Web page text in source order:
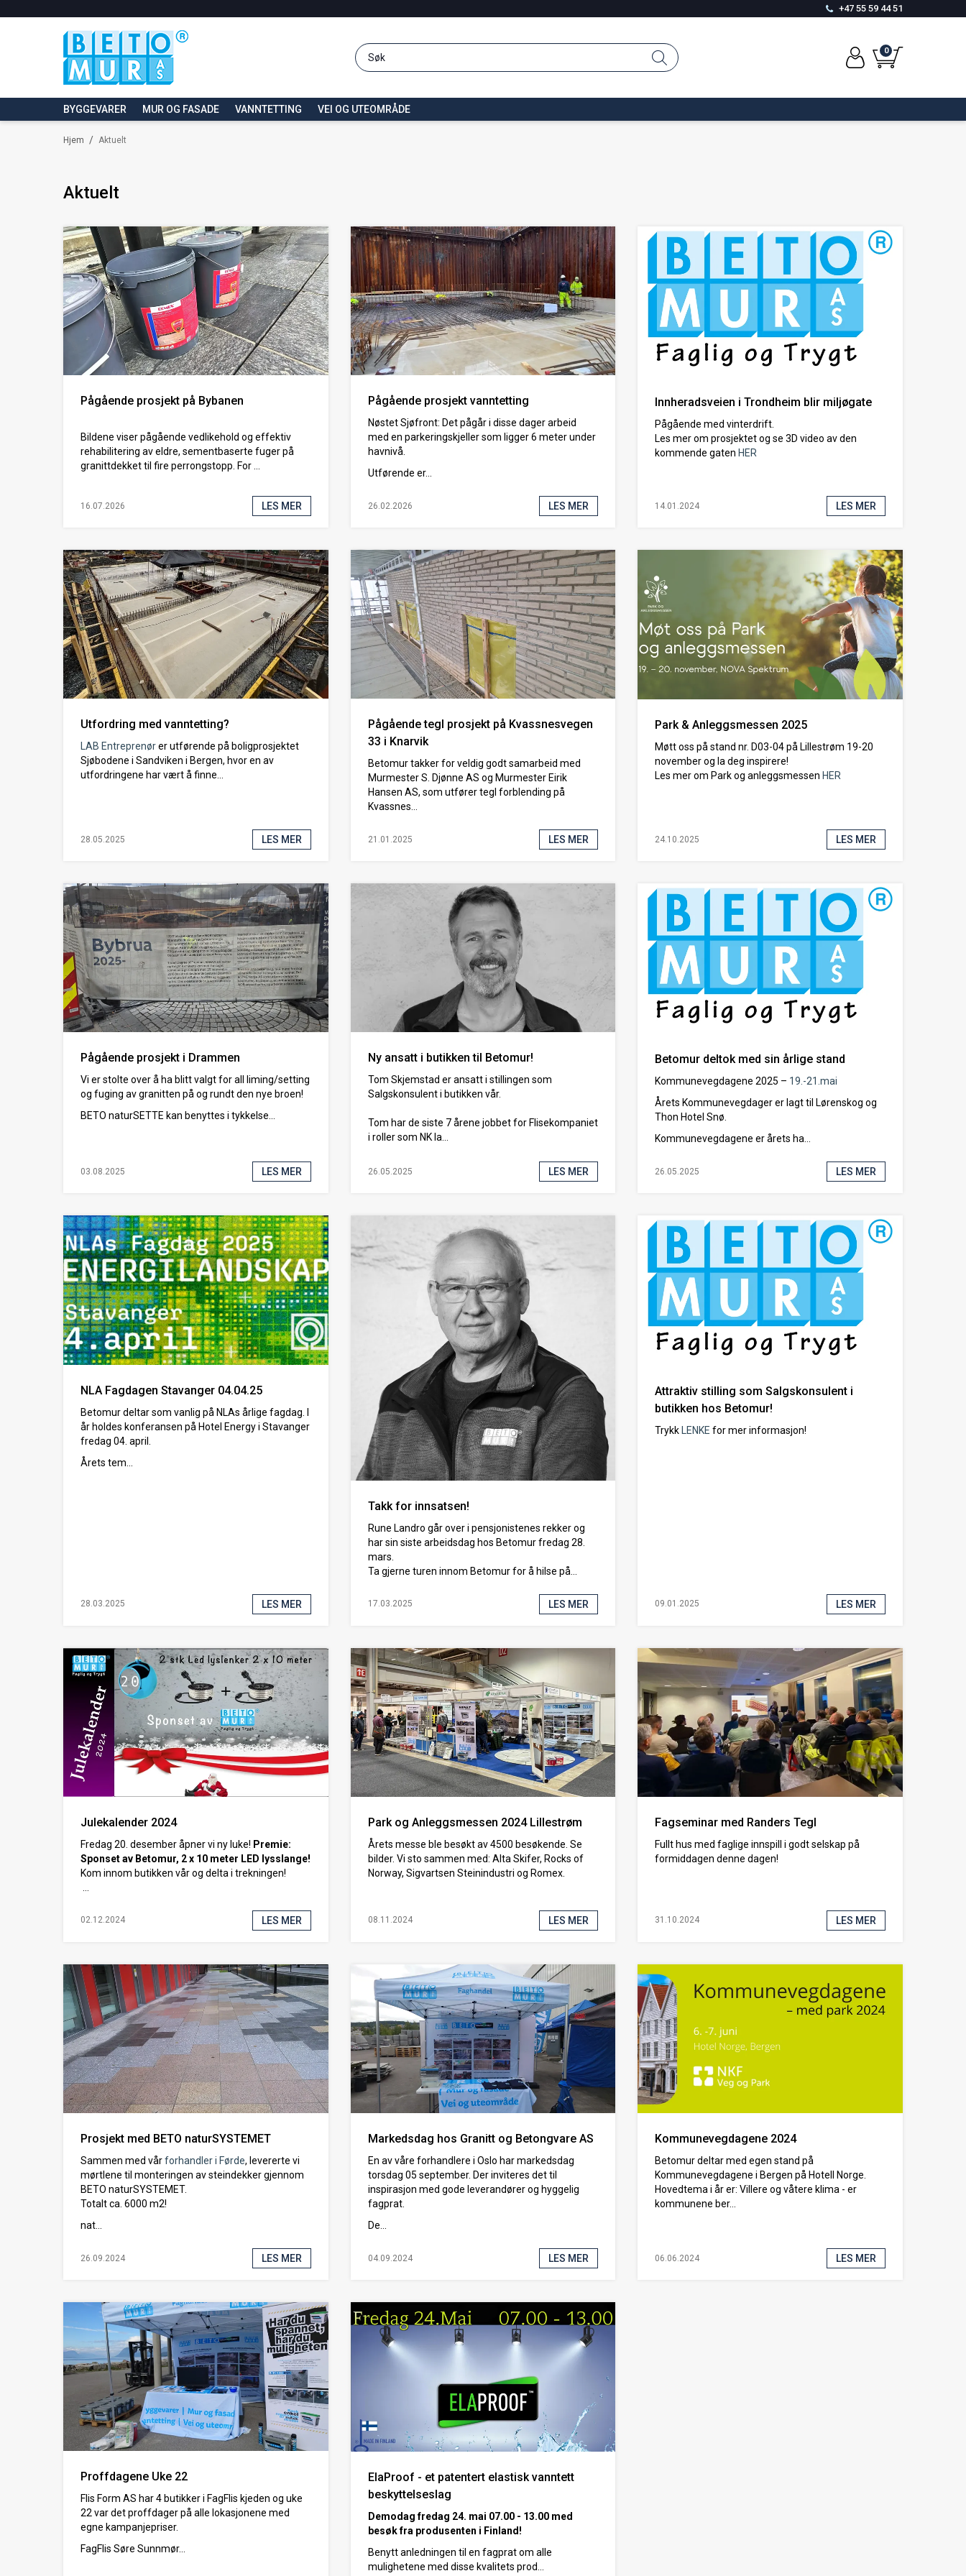
+47 55 59 44 51
0
BYGGEVARER MUR OG FASADE VANNTETTING VEI OG UTEOMRÅDE
/
Hjem Aktuelt
Aktuelt
Pågående prosjekt på Bybanen
Bildene viser pågående vedlikehold og effektiv
rehabilitering av eldre, sementbaserte fuger på
granittdekket til fire perrongstopp. For ...
16.07.2026 LES MER
Pågående prosjekt vanntetting
Nøstet Sjøfront: Det pågår i disse dager arbeid
med en parkeringskjeller som ligger 6 meter under
havnivå.
Utførende er...
26.02.2026 LES MER
Innheradsveien i Trondheim blir miljøgate
Pågående med vinterdrift.
Les mer om prosjektet og se 3D video av den
kommende gaten HER
14.01.2024 LES MER
Utfordring med vanntetting?
LAB Entreprenører utførende på boligprosjektet
Sjøbodene i Sandviken i Bergen, hvor en av
utfordringene har vært å finne...
28.05.2025 LES MER
Pågående tegl prosjekt på Kvassnesvegen
33 i Knarvik
Betomur takker for veldig godt samarbeid med
Murmester S. Djønne AS og Murmester Eirik
Hansen AS, som utfører tegl forblending på
Kvassnes...
21.01.2025 LES MER
Park & Anleggsmessen 2025
Møtt oss på stand nr. D03-04 på Lillestrøm 19-20
november og la deg inspirere!
Les mer om Park og anleggsmessen HER
24.10.2025 LES MER
Pågående prosjekt i Drammen
Vi er stolte over å ha blitt valgt for all liming/setting
og fuging av granitten på og rundt den nye broen!
BETO naturSETTE kan benyttes i tykkelse...
03.08.2025 LES MER
Ny ansatt i butikken til Betomur!
Tom Skjemstad er ansatt i stillingen som
Salgskonsulent i butikken vår.
Tom har de siste 7 årene jobbet for Flisekompaniet
i roller som NK la...
26.05.2025 LES MER
Betomur deltok med sin årlige stand
Kommunevegdagene 2025 – 19.-21.mai
Årets Kommunevegdager er lagt til Lørenskog og
Thon Hotel Snø.
Kommunevegdagene er årets ha...
26.05.2025 LES MER
NLA Fagdagen Stavanger 04.04.25
Betomur deltar som vanlig på NLAs årlige fagdag. I
år holdes konferansen på Hotel Energy i Stavanger
fredag 04. april.
Årets tem...
28.03.2025 LES MER
Takk for innsatsen!
Rune Landro går over i pensjonistenes rekker og
har sin siste arbeidsdag hos Betomur fredag 28.
mars.
Ta gjerne turen innom Betomur for å hilse på...
17.03.2025 LES MER
Attraktiv stilling som Salgskonsulent i
butikken hos Betomur!
Trykk LENKE for mer informasjon!
09.01.2025 LES MER
Julekalender 2024
Fredag 20. desember åpner vi ny luke! Premie:
Sponset av Betomur, 2 x 10 meter LED lysslange!
Kom innom butikken vår og delta i trekningen!
02.12.2024 LES MER
Park og Anleggsmessen 2024 Lillestrøm
Årets messe ble besøkt av 4500 besøkende. Se
bilder. Vi sto sammen med: Alta Skifer, Rocks of
Norway, Sigvartsen Steinindustri og Romex.
08.11.2024 LES MER
Fagseminar med Randers Tegl
Fullt hus med faglige innspill i godt selskap på
formiddagen denne dagen!
31.10.2024 LES MER
Prosjekt med BETO naturSYSTEMET
Sammen med vårforhandler i Førde, levererte vi
mørtlene til monteringen av steindekker gjennom
BETO naturSYSTEMET.
Totalt ca. 6000 m2!
nat...
26.09.2024 LES MER
Markedsdag hos Granitt og Betongvare AS
En av våre forhandlere i Oslo har markedsdag
torsdag 05 september. Der inviteres det til
inspirasjon med gode leverandører og hyggelig
fagprat.
De...
04.09.2024 LES MER
Kommunevegdagene 2024
Betomur deltar med egen stand på
Kommunevegdagene i Bergen på Hotell Norge.
Hovedtema i år er: Villere og våtere klima - er
kommunene ber...
06.06.2024 LES MER
Proffdagene Uke 22
Flis Form AS har 4 butikker i FagFlis kjeden og uke
22 var det proffdager på alle lokasjonene med
egne kampanjepriser.
FagFlis Søre Sunnmør...
ElaProof - et patentert elastisk vanntett
beskyttelseslag
Demodag fredag 24. mai 07.00 - 13.00 med
besøk fra produsenten i Finland!
Benytt anledningen til en fagprat om alle
mulighetene med disse kvalitets prod...